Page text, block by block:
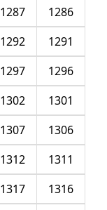
1286
1287
1291
1292
1296
1297
1301
1302
1306
1307
1311
1312
1316
1317